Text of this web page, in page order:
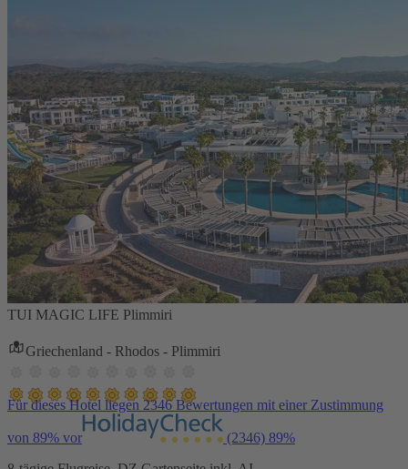
TUI MAGIC LIFE Plimmiri
Griechenland - Rhodos - Plimmiri
Für dieses Hotel liegen 2346 Bewertungen mit einer Zustimmung
von 89% vor (2346) 89%